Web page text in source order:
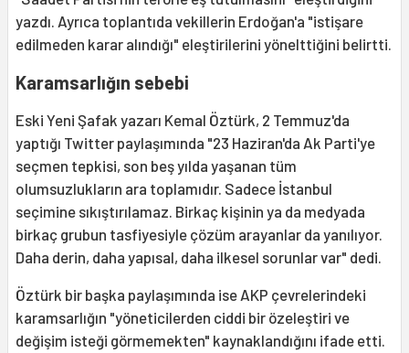
yazdı. Ayrıca toplantıda vekillerin Erdoğan'a "istişare
edilmeden karar alındığı" eleştirilerini yönelttiğini belirtti.
Karamsarlığın sebebi
Eski Yeni Şafak yazarı Kemal Öztürk, 2 Temmuz'da
yaptığı Twitter paylaşımında "23 Haziran'da Ak Parti'ye
seçmen tepkisi, son beş yılda yaşanan tüm
olumsuzlukların ara toplamıdır. Sadece İstanbul
seçimine sıkıştırılamaz. Birkaç kişinin ya da medyada
birkaç grubun tasfiyesiyle çözüm arayanlar da yanılıyor.
Daha derin, daha yapısal, daha ilkesel sorunlar var" dedi.
Öztürk bir başka paylaşımında ise AKP çevrelerindeki
karamsarlığın "yöneticilerden ciddi bir özeleştiri ve
değişim isteği görmemekten" kaynaklandığını ifade etti.